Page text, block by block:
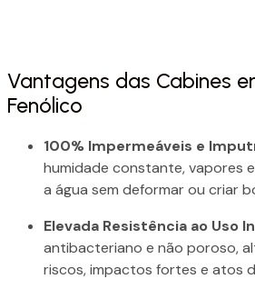
Vantagens das Cabines
Fenólico
100% Impermeáveis e
humidade constante, vapores
a água sem deformar ou criar
Elevada Resistência ao Uso
antibacteriano e não poroso,
riscos, impactos fortes e atos